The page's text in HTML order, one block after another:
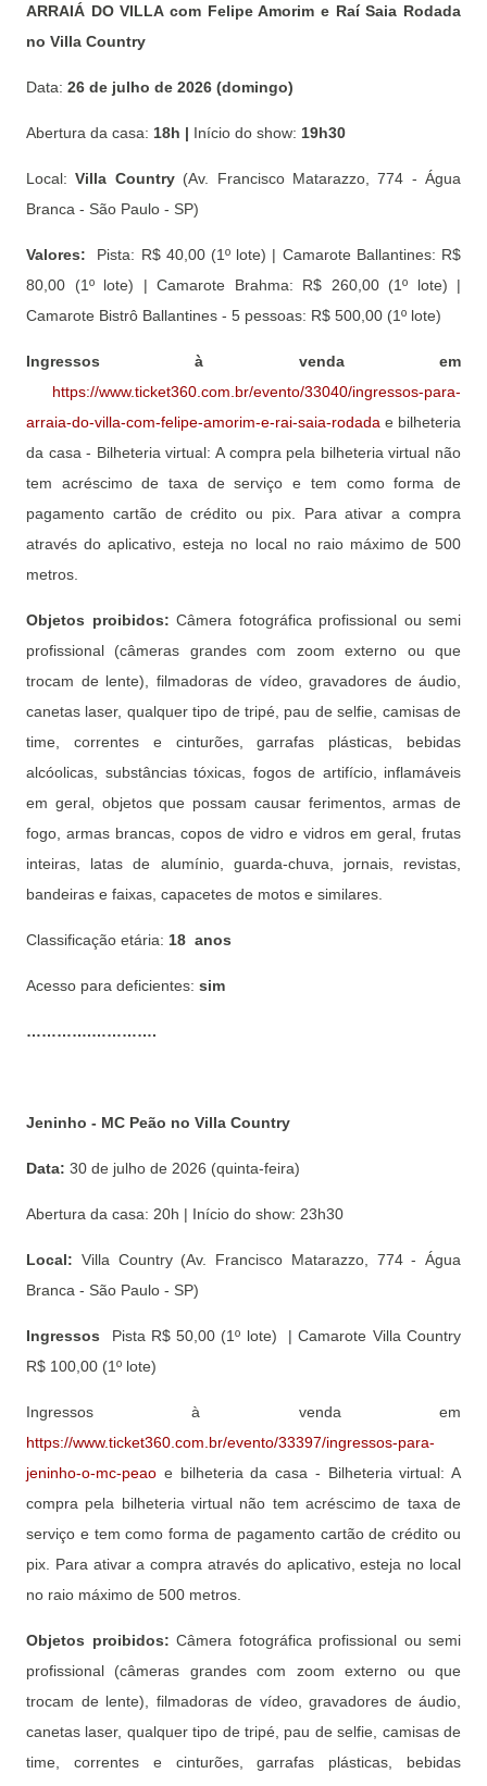
ARRAIÁ DO VILLA com Felipe Amorim e Raí Saia Rodada
no Villa Country
Data: 26 de julho de 2026 (domingo)
Abertura da casa: 18h | Início do show: 19h30
Local: Villa Country(Av. Francisco Matarazzo, 774 - Água
Branca - São Paulo - SP)
Valores: Pista: R$ 40,00 (1º lote) | Camarote Ballantines: R$
80,00 (1º lote) | Camarote Brahma: R$ 260,00 (1º lote) |
Camarote Bistrô Ballantines - 5 pessoas: R$ 500,00 (1º lote)
Ingressos à venda em
https://www.ticket360.com.br/evento/33040/ingressos-para-
arraia-do-villa-com-felipe-amorim-e-rai-saia-rodada e bilheteria
da casa - Bilheteria virtual: A compra pela bilheteria virtual não
tem acréscimo de taxa de serviço e tem como forma de
pagamento cartão de crédito ou pix. Para ativar a compra
através do aplicativo, esteja no local no raio máximo de 500
metros.
Objetos proibidos: Câmera fotográfica profissional ou semi
profissional (câmeras grandes com zoom externo ou que
trocam de lente), filmadoras de vídeo, gravadores de áudio,
canetas laser, qualquer tipo de tripé, pau de selfie, camisas de
time, correntes e cinturões, garrafas plásticas, bebidas
alcóolicas, substâncias tóxicas, fogos de artifício, inflamáveis
em geral, objetos que possam causar ferimentos, armas de
fogo, armas brancas, copos de vidro e vidros em geral, frutas
inteiras, latas de alumínio, guarda-chuva, jornais, revistas,
bandeiras e faixas, capacetes de motos e similares.
Classificação etária: 18 anos
Acesso para deficientes: sim
………….………….
Jeninho - MC Peão no Villa Country
Data: 30 de julho de 2026 (quinta-feira)
Abertura da casa: 20h | Início do show: 23h30
Local: Villa Country (Av. Francisco Matarazzo, 774 - Água
Branca - São Paulo - SP)
Ingressos
Pista R$ 50,00 (1º lote) | Camarote Villa Country
R$ 100,00 (1º lote)
Ingressos à venda em
https://www.ticket360.com.br/evento/33397/ingressos-para-
jeninho-o-mc-peao e bilheteria da casa - Bilheteria virtual: A
compra pela bilheteria virtual não tem acréscimo de taxa de
serviço e tem como forma de pagamento cartão de crédito ou
pix. Para ativar a compra através do aplicativo, esteja no local
no raio máximo de 500 metros.
Objetos proibidos: Câmera fotográfica profissional ou semi
profissional (câmeras grandes com zoom externo ou que
trocam de lente), filmadoras de vídeo, gravadores de áudio,
canetas laser, qualquer tipo de tripé, pau de selfie, camisas de
time, correntes e cinturões, garrafas plásticas, bebidas